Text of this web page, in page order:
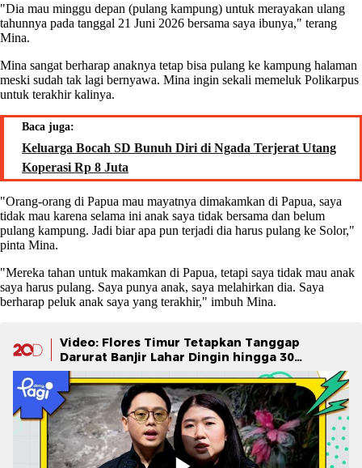
"Dia mau minggu depan (pulang kampung) untuk merayakan ulang
tahunnya pada tanggal 21 Juni 2026 bersama saya ibunya," terang
Mina.
Mina sangat berharap anaknya tetap bisa pulang ke kampung halaman
meski sudah tak lagi bernyawa. Mina ingin sekali memeluk Polikarpus
untuk terakhir kalinya.
Baca juga:
Keluarga Bocah SD Bunuh Diri di Ngada Terjerat Utang
Koperasi Rp 8 Juta
"Orang-orang di Papua mau mayatnya dimakamkan di Papua, saya
tidak mau karena selama ini anak saya tidak bersama dan belum
pulang kampung. Jadi biar apa pun terjadi dia harus pulang ke Solor,"
pinta Mina.
"Mereka tahan untuk makamkan di Papua, tetapi saya tidak mau anak
saya harus pulang. Saya punya anak, saya melahirkan dia. Saya
berharap peluk anak saya yang terakhir," imbuh Mina.
Video: Flores Timur Tetapkan Tanggap
Darurat Banjir Lahar Dingin hingga 30
Desember